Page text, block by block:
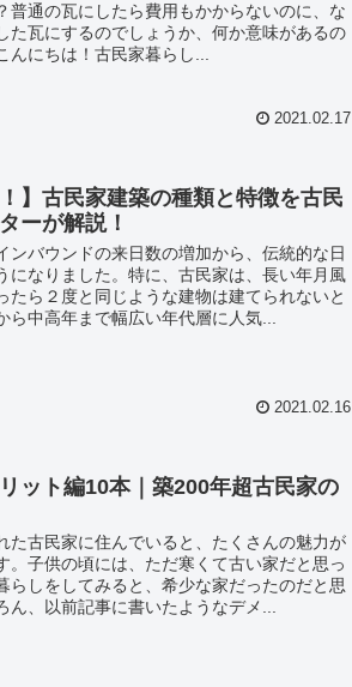
普通の瓦にしたら費用もかからないのに、な
た瓦にするのでしょうか、何か意味があるの
にちは！古民家暮らし...
2021.02.17
】古民家建築の種類と特徴を古民
ーが解説！
ンバウンドの来日数の増加から、伝統的な日
になりました。特に、古民家は、長い年月風
たら２度と同じような建物は建てられないと
ら中高年まで幅広い年代層に人気...
2021.02.16
ット編10本｜築200年超古民家の
た古民家に住んでいると、たくさんの魅力が
。子供の頃には、ただ寒くて古い家だと思っ
らしをしてみると、希少な家だったのだと思
ん、以前記事に書いたようなデメ...